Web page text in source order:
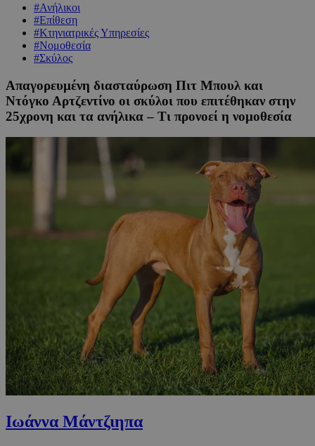
#Ανήλικοι
#Επίθεση
#Κτηνιατρικές Υπηρεσίες
#Νομοθεσία
#Σκύλος
Απαγορευμένη διασταύρωση Πιτ Μπουλ και
Ντόγκο Αρτζεντίνο οι σκύλοι που επιτέθηκαν στην
25χρονη και τα ανήλικα – Τι προνοεί η νομοθεσία
Ιωάννα Μάντζιηπα